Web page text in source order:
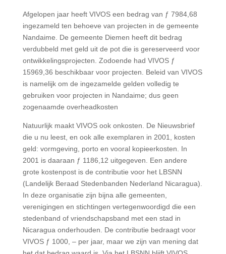
Afgelopen jaar heeft VIVOS een bedrag van ƒ 7984,68
ingezameld ten behoeve van projecten in de gemeente
Nandaime. De gemeente Diemen heeft dit bedrag
verdubbeld met geld uit de pot die is gereserveerd voor
ontwikkelingsprojecten. Zodoende had VIVOS ƒ
15969,36 beschikbaar voor projecten. Beleid van VIVOS
is namelijk om de ingezamelde gelden volledig te
gebruiken voor projecten in Nandaime; dus geen
zogenaamde overheadkosten
Natuurlijk maakt VIVOS ook onkosten. De Nieuwsbrief
die u nu leest, en ook alle exemplaren in 2001, kosten
geld: vormgeving, porto en vooral kopieerkosten. In
2001 is daaraan ƒ 1186,12 uitgegeven. Een andere
grote kostenpost is de contributie voor het LBSNN
(Landelijk Beraad Stedenbanden Nederland Nicaragua).
In deze organisatie zijn bijna alle gemeenten,
verenigingen en stichtingen vertegenwoordigd die een
stedenband of vriendschapsband met een stad in
Nicaragua onderhouden. De contributie bedraagt voor
VIVOS ƒ 1000, – per jaar, maar we zijn van mening dat